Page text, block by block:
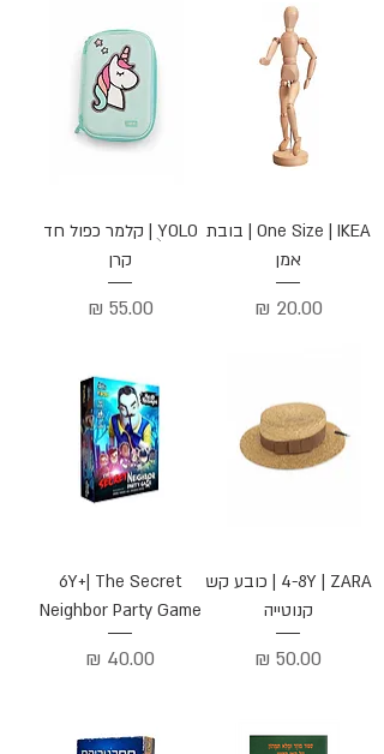
One Size | IKEA | בובת
אמן
מחיר
YOLO ֻ| קלמר כפול חד
קרן
מחיר
4-8Y | ZARA | כובע קש
קנוטייה
מחיר
6Y+| The Secret
Neighbor Party Game
מחיר